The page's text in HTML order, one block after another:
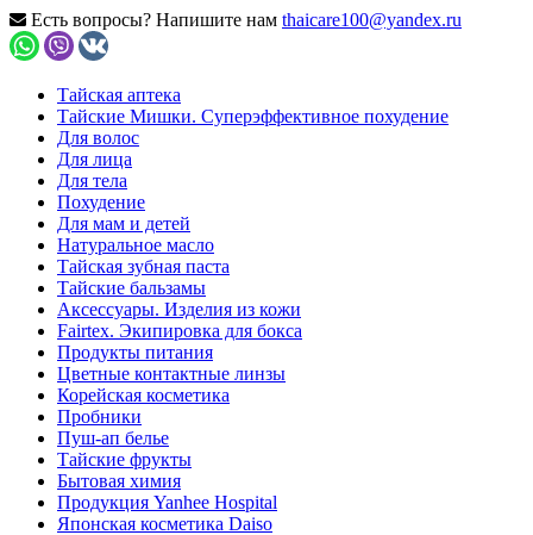
Есть вопросы? Напишите нам thaicare100@yandex.ru
Тайская аптека
Тайские Мишки. Суперэффективное похудение
Для волос
Для лица
Для тела
Похудение
Для мам и детей
Натуральное масло
Тайская зубная паста
Тайские бальзамы
Аксессуары. Изделия из кожи
Fairtex. Экипировка для бокса
Продукты питания
Цветные контактные линзы
Корейская косметика
Пробники
Пуш-ап белье
Тайские фрукты
Бытовая химия
Продукция Yanhee Hospital
Японская косметика Daiso